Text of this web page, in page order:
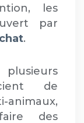
les
par
.
de
des